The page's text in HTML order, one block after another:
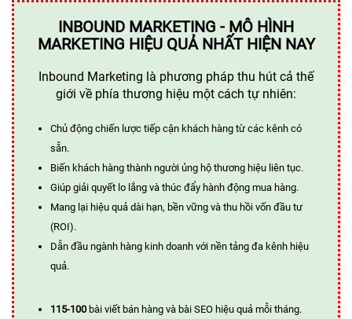
INBOUND MARKETING - MÔ HÌNH
MARKETING HIỆU QUẢ NHẤT HIỆN NAY
Inbound Marketing là phương pháp thu hút cả thế
giới về phía thương hiệu một cách tự nhiên:
Chủ động chiến lược tiếp cận khách hàng từ các kênh có
sẵn.
Biến khách hàng thành người ủng hộ thương hiệu liên tục.
Giúp giải quyết lo lắng và thúc đẩy hành động mua hàng.
Mang lại hiệu quả dài hạn, bền vững và thu hồi vốn đầu tư
(ROI).
Dẫn đầu ngành hàng kinh doanh với nền tảng đa kênh hiệu
quả.
115-100 bài viết bán hàng và bài SEO hiệu quả mỗi tháng.